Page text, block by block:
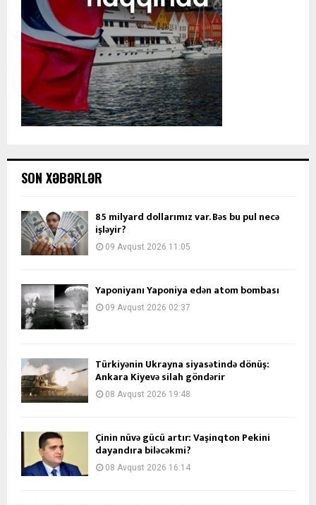
SON XƏBƏRLƏR
85 milyard dollarımız var. Bəs bu pul necə
işləyir?
09 Avqust 2026 11:05
Yaponiyanı Yaponiya edən atom bombası
09 Avqust 2026 02:37
Türkiyənin Ukrayna siyasətində dönüş:
Ankara Kiyevə silah göndərir
08 Avqust 2026 19:48
Çinin nüvə gücü artır: Vaşinqton Pekini
dayandıra biləcəkmi?
08 Avqust 2026 16:14